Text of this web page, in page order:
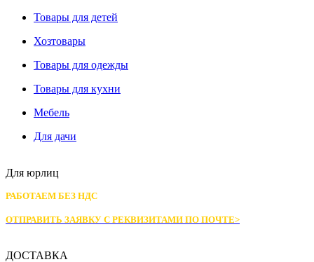
Товары для детей
Хозтовары
Товары для одежды
Товары для кухни
Мебель
Для дачи
Для юрлиц
РАБОТАЕМ БЕЗ НДС
ОТПРАВИТЬ ЗАЯВКУ С РЕКВИЗИТАМИ ПО ПОЧТЕ>
ДОСТАВКА